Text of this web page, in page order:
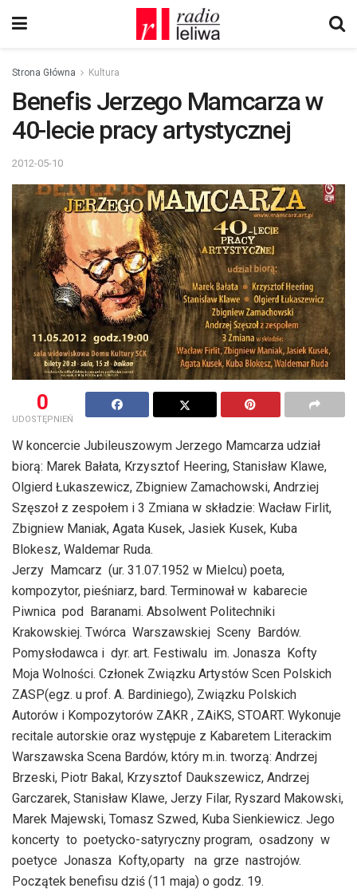
Strona Główna Kultura
Benefis Jerzego Mamcarza w
40-lecie pracy artystycznej
2012-05-10
0
UDOSTĘPNIEŃ
W koncercie Jubileuszowym Jerzego Mamcarza udział
biorą: Marek Bałata, Krzysztof Heering, Stanisław Klawe,
Olgierd Łukaszewicz, Zbigniew Zamachowski, Andrziej
Szęszoł z zespołem i 3 Zmiana w składzie: Wacław Firlit,
Zbigniew Maniak, Agata Kusek, Jasiek Kusek, Kuba
Blokesz, Waldemar Ruda.
Jerzy Mamcarz  (ur. 31.07.1952 w Mielcu) poeta,
kompozytor, pieśniarz, bard. Terminował w kabarecie
Piwnica pod Baranami. Absolwent Politechniki
Krakowskiej. Twórca Warszawskiej Sceny Bardów.
Pomysłodawca i dyr. art. Festiwalu im. Jonasza Kofty
Moja Wolności. Członek Związku Artystów Scen Polskich
ZASP(egz. u prof. A. Bardiniego), Związku Polskich
Autorów i Kompozytorów ZAKR , ZAiKS, STOART. Wykonuje
recitale autorskie oraz występuje z Kabaretem Literackim
Warszawska Scena Bardów, który m.in. tworzą: Andrzej
Brzeski, Piotr Bakal, Krzysztof Daukszewicz, Andrzej
Garczarek, Stanisław Klawe, Jerzy Filar, Ryszard Makowski,
Marek Majewski, Tomasz Szwed, Kuba Sienkiewicz. Jego
koncerty to poetycko-satyryczny program, osadzony w
poetyce Jonasza Kofty,oparty na grze nastrojów.
Początek benefisu dziś (11 maja) o godz. 19.